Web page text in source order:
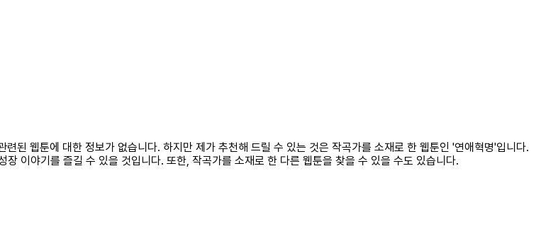
된 웹툰에 대한 정보가 없습니다. 하지만 제가 추천해 드릴 수 있는 것은 작곡가를 소재로 한 웹툰인 '연애혁명'입니다.
이야기를 즐길 수 있을 것입니다. 또한, 작곡가를 소재로 한 다른 웹툰을 찾을 수 있을 수도 있습니다.